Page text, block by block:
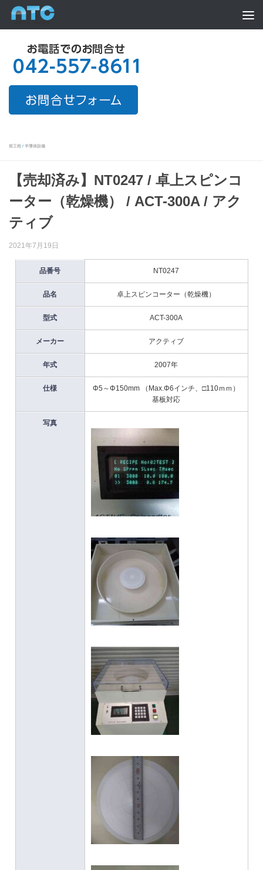
Skip to content
前工程 / 半導体設備
【売却済み】NT0247 / 卓上スピンコ
ーター（乾燥機） / ACT-300A / アク
ティブ
2021年7月19日
品番号 NT0247
品名 卓上スピンコーター（乾燥機）
型式 ACT-300A
メーカー アクティブ
年式 2007年
仕様
Φ5～Φ150mm （Max.Φ6インチ、□110ｍｍ）
基板対応
写真